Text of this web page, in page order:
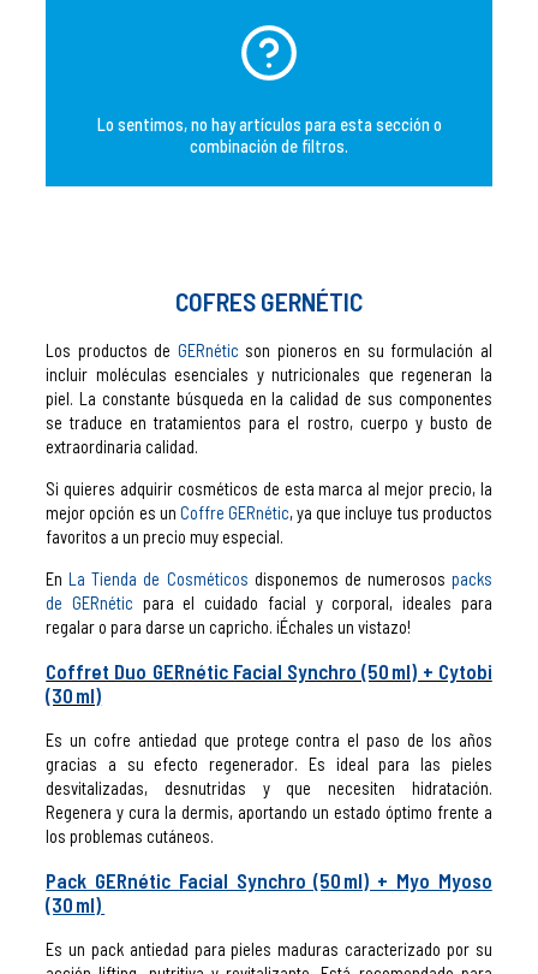
Lo sentimos, no hay artículos para esta sección o
combinación de filtros.
COFRES GERNÉTIC
Los productos de GERnétic son pioneros en su formulación al
incluir moléculas esenciales y nutricionales que regeneran la
piel. La constante búsqueda en la calidad de sus componentes
se traduce en tratamientos para el rostro, cuerpo y busto de
extraordinaria calidad.
Si quieres adquirir cosméticos de esta marca al mejor precio, la
mejor opción es un Coffre GERnétic, ya que incluye tus productos
favoritos a un precio muy especial.
EnLa Tienda de Cosméticos disponemos de numerosos packs
de GERnétic para el cuidado facial y corporal, ideales para
regalar o para darse un capricho. ¡Échales un vistazo!
Coffret Duo GERnétic Facial Synchro (50 ml) + Cytobi
(30 ml)
Es un cofre antiedad que protege contra el paso de los años
gracias a su efecto regenerador. Es ideal para las pieles
desvitalizadas, desnutridas y que necesiten hidratación.
Regenera y cura la dermis, aportando un estado óptimo frente a
los problemas cutáneos.
Pack GERnétic Facial Synchro (50 ml) + Myo Myoso
(30 ml)
Es un pack antiedad para pieles maduras caracterizado por su